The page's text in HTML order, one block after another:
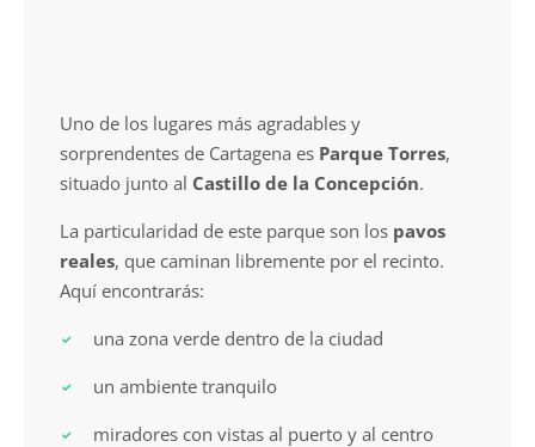
Uno de los lugares más agradables y
sorprendentes de Cartagena es Parque Torres,
situado junto al Castillo de la Concepción.
La particularidad de este parque son los pavos
reales, que caminan libremente por el recinto.
Aquí encontrarás:
una zona verde dentro de la ciudad
un ambiente tranquilo
miradores con vistas al puerto y al centro